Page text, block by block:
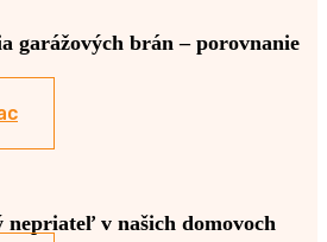
garážových brán – porovnanie
nepriateľ v našich domovoch